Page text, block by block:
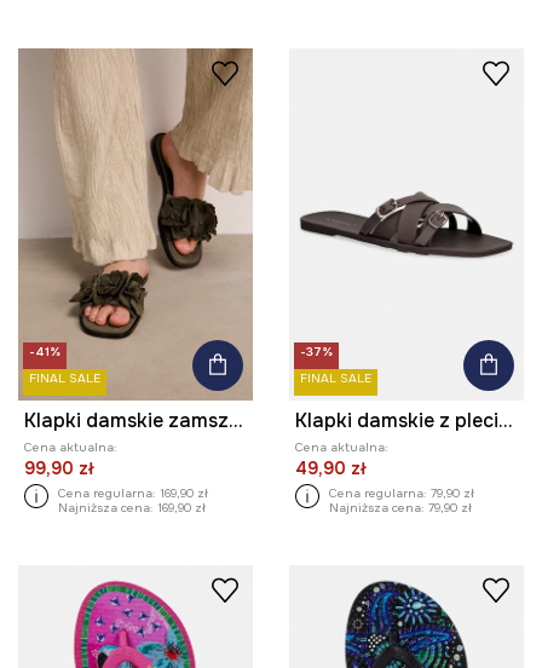
-41%
FINAL SALE
Klapki damskie zamszowe
Cena aktualna:
99,90 zł
Cena regularna: 169,90 zł
Najniższa cena: 169,90 zł
-37%
FINAL SALE
Klapki damskie z plecionymi paskami
Cena aktualna:
49,90 zł
Cena regularna: 79,90 zł
Najniższa cena: 79,90 zł